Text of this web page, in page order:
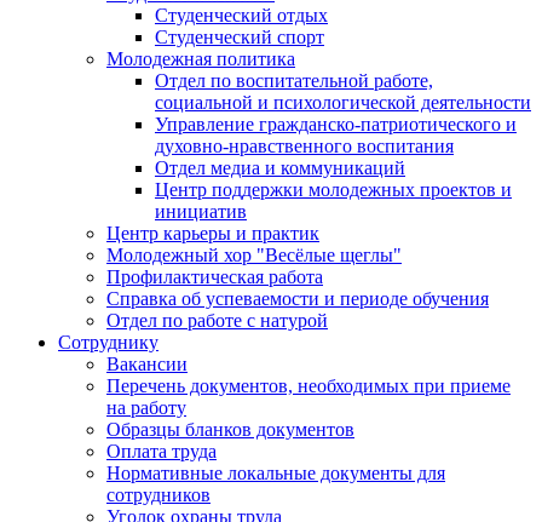
Студенческий отдых
Студенческий спорт
Молодежная политика
Отдел по воспитательной работе,
социальной и психологической деятельности
Управление гражданско-патриотического и
духовно-нравственного воспитания
Отдел медиа и коммуникаций
Центр поддержки молодежных проектов и
инициатив
Центр карьеры и практик
Молодежный хор "Весёлые щеглы"
Профилактическая работа
Справка об успеваемости и периоде обучения
Отдел по работе с натурой
Сотруднику
Вакансии
Перечень документов, необходимых при приеме
на работу
Образцы бланков документов
Оплата труда
Нормативные локальные документы для
сотрудников
Уголок охраны труда